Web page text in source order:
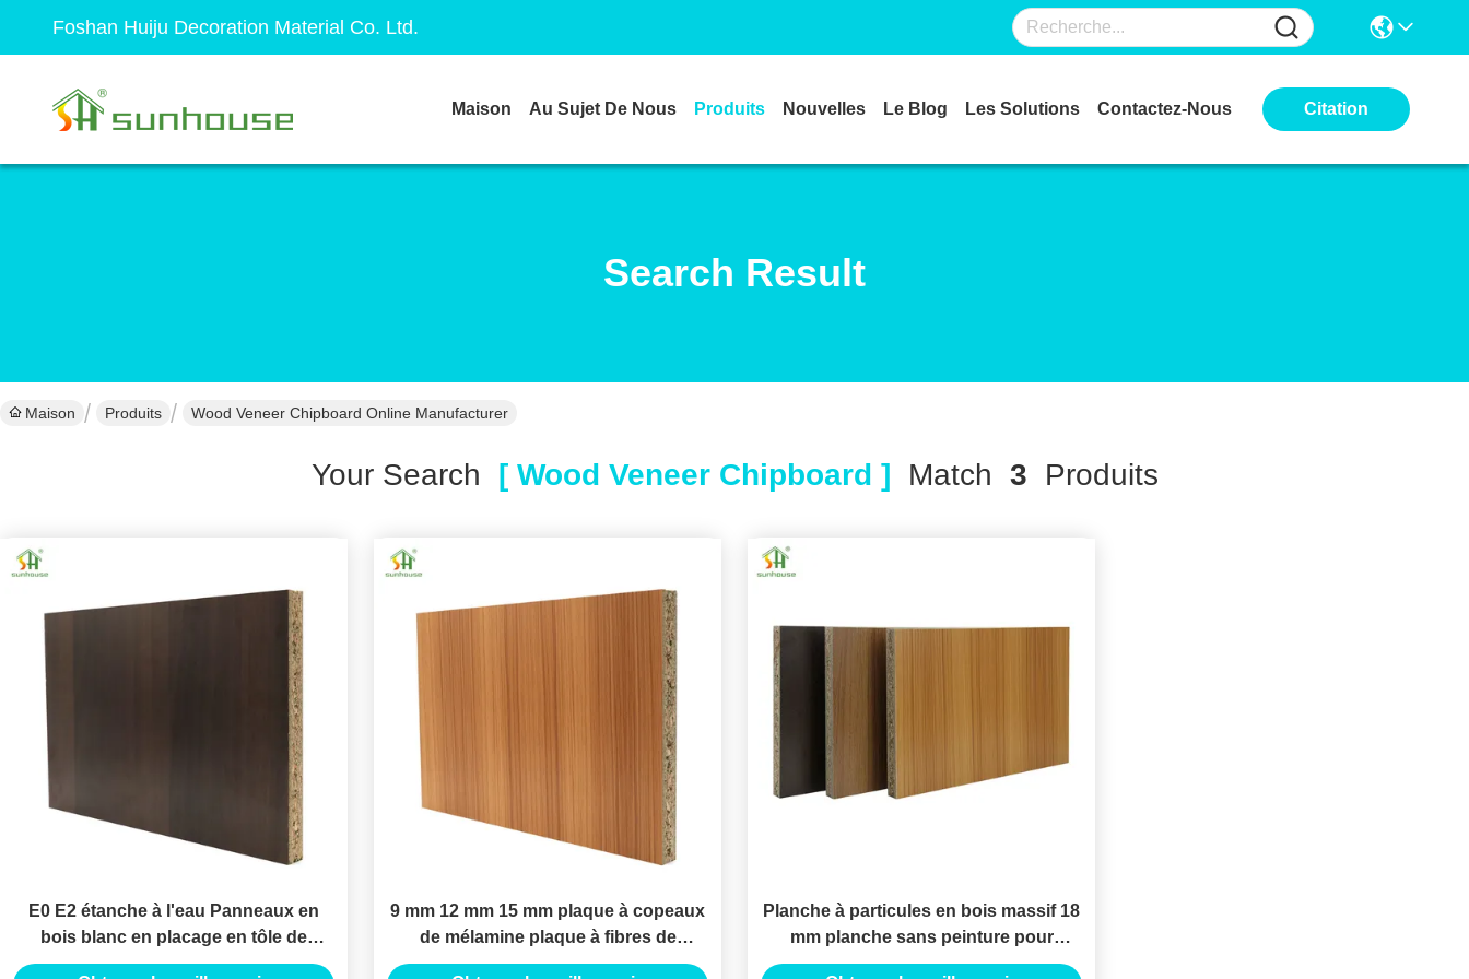
Foshan Huiju Decoration Material Co. Ltd.
Maison Au Sujet De Nous Produits Nouvelles Le Blog Les Solutions Contactez-Nous Citation
Search Result
Maison Produits Wood Veneer Chipboard Online Manufacturer
Your Search [ Wood Veneer Chipboard ] Match 3 Produits
E0 E2 étanche à l'eau Panneaux en
bois blanc en placage en tôle de
ferraille / Panneau de particules laminé
9 mm 12 mm 15 mm plaque à copeaux
de mélamine plaque à fibres de
placage 4x8ft Plaque à particules de
Planche à particules en bois massif 18
mm planche sans peinture pour
meubles armoire planche en bois